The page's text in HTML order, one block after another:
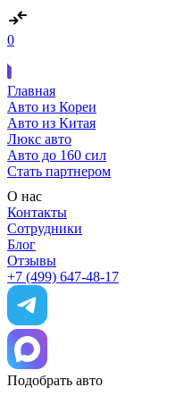
0
Главная
Авто из Кореи
Авто из Китая
Люкс авто
Авто до 160 сил
Стать партнером
О нас
Контакты
Сотрудники
Блог
Отзывы
+7 (499) 647-48-17
Подобрать авто